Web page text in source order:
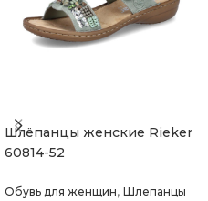
Шлёпанцы женские Rieker
60814-52
Обувь для женщин, Шлепанцы